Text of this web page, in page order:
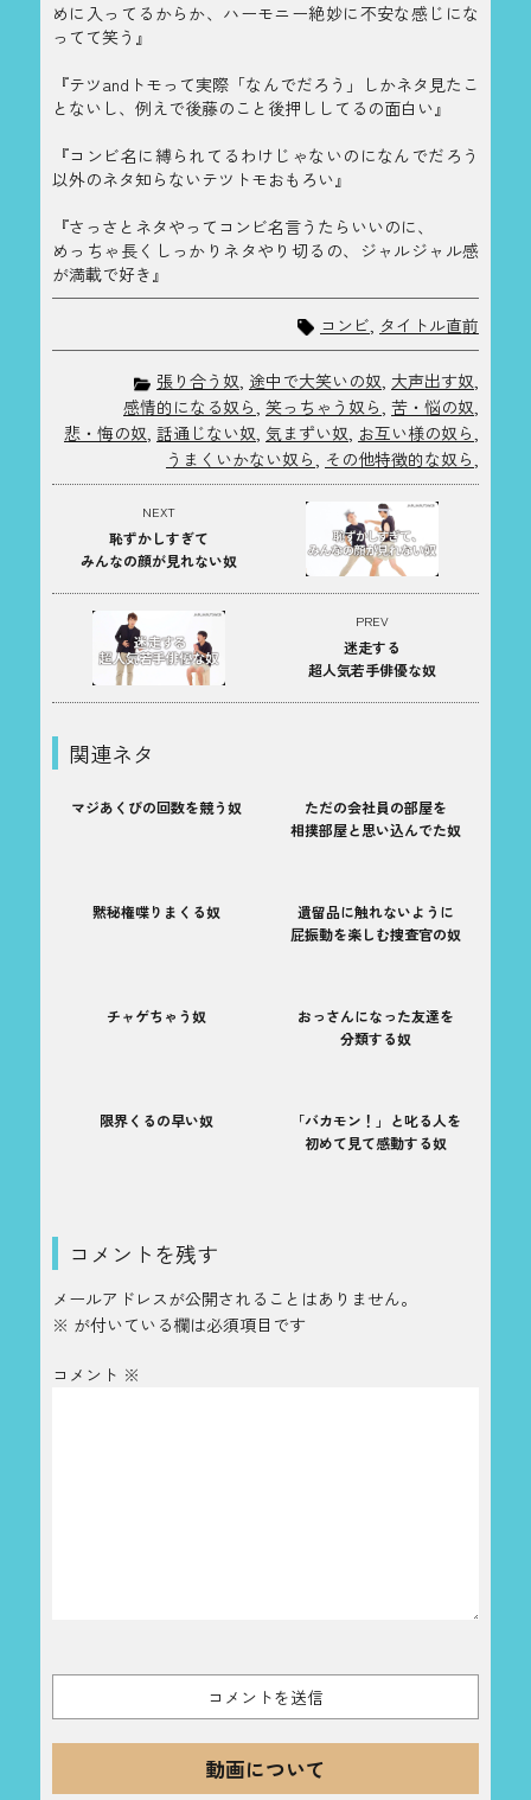
めに入ってるからか、ハーモニー絶妙に不安な感じにな
ってて笑う』
『テツandトモって実際「なんでだろう」しかネタ見たこ
とないし、例えで後藤のこと後押ししてるの面白い』
『コンビ名に縛られてるわけじゃないのになんでだろう
以外のネタ知らないテツトモおもろい』
『さっさとネタやってコンビ名言うたらいいのに、
めっちゃ長くしっかりネタやり切るの、ジャルジャル感
が満載で好き』
コンビ タイトル直前
張り合う奴, 途中で大笑いの奴, 大声出す奴,
感情的になる奴ら, 笑っちゃう奴ら, 苦・悩の奴,
悲・悔の奴, 話通じない奴, 気まずい奴, お互い様の奴ら,
うまくいかない奴ら, その他特徴的な奴ら,
PREV
迷走する
超人気若手俳優な奴
NEXT
恥ずかしすぎて
みんなの顔が見れない奴
関連ネタ
マジあくびの回数を競う奴
ただの会社員の部屋を
相撲部屋と思い込んでた奴
黙秘権喋りまくる奴
遺留品に触れないように
屁振動を楽しむ捜査官の奴
チャゲちゃう奴
おっさんになった友達を
分類する奴
限界くるの早い奴
「バカモン！」と叱る人を
初めて見て感動する奴
コメントを残す
メールアドレスが公開されることはありません。
※ が付いている欄は必須項目です
コメント ※
動画について